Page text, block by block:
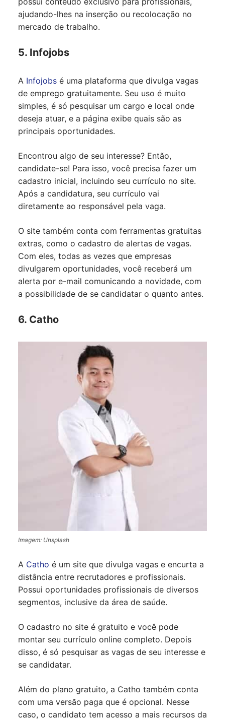
ajudando-lhes na inserção ou recolocação no
mercado de trabalho.
5. Infojobs
A Infojobs é uma plataforma que divulga vagas
de emprego gratuitamente. Seu uso é muito
simples, é só pesquisar um cargo e local onde
deseja atuar, e a página exibe quais são as
principais oportunidades.
Encontrou algo de seu interesse? Então,
candidate-se! Para isso, você precisa fazer um
cadastro inicial, incluindo seu currículo no site.
Após a candidatura, seu currículo vai
diretamente ao responsável pela vaga.
O site também conta com ferramentas gratuitas
extras, como o cadastro de alertas de vagas.
Com eles, todas as vezes que empresas
divulgarem oportunidades, você receberá um
alerta por e-mail comunicando a novidade, com
a possibilidade de se candidatar o quanto antes.
6. Catho
Imagem: Unsplash
A Catho é um site que divulga vagas e encurta a
distância entre recrutadores e profissionais.
Possui oportunidades profissionais de diversos
segmentos, inclusive da área de saúde.
O cadastro no site é gratuito e você pode
montar seu currículo online completo. Depois
disso, é só pesquisar as vagas de seu interesse e
se candidatar.
Além do plano gratuito, a Catho também conta
com uma versão paga que é opcional. Nesse
caso, o candidato tem acesso a mais recursos da